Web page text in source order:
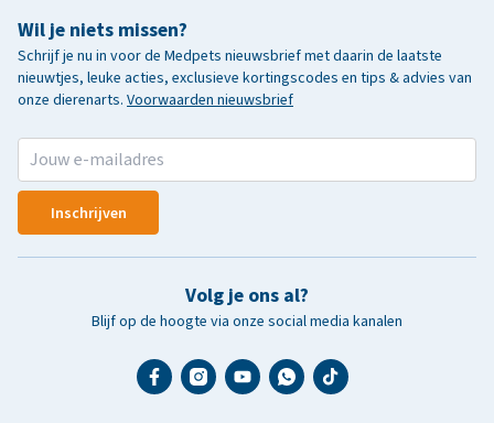
Wil je niets missen?
Schrijf je nu in voor de Medpets nieuwsbrief met daarin de laatste
nieuwtjes, leuke acties, exclusieve kortingscodes en tips & advies van
onze dierenarts. Voorwaarden nieuwsbrief
Inschrijven
Volg je ons al?
Blijf op de hoogte via onze social media kanalen